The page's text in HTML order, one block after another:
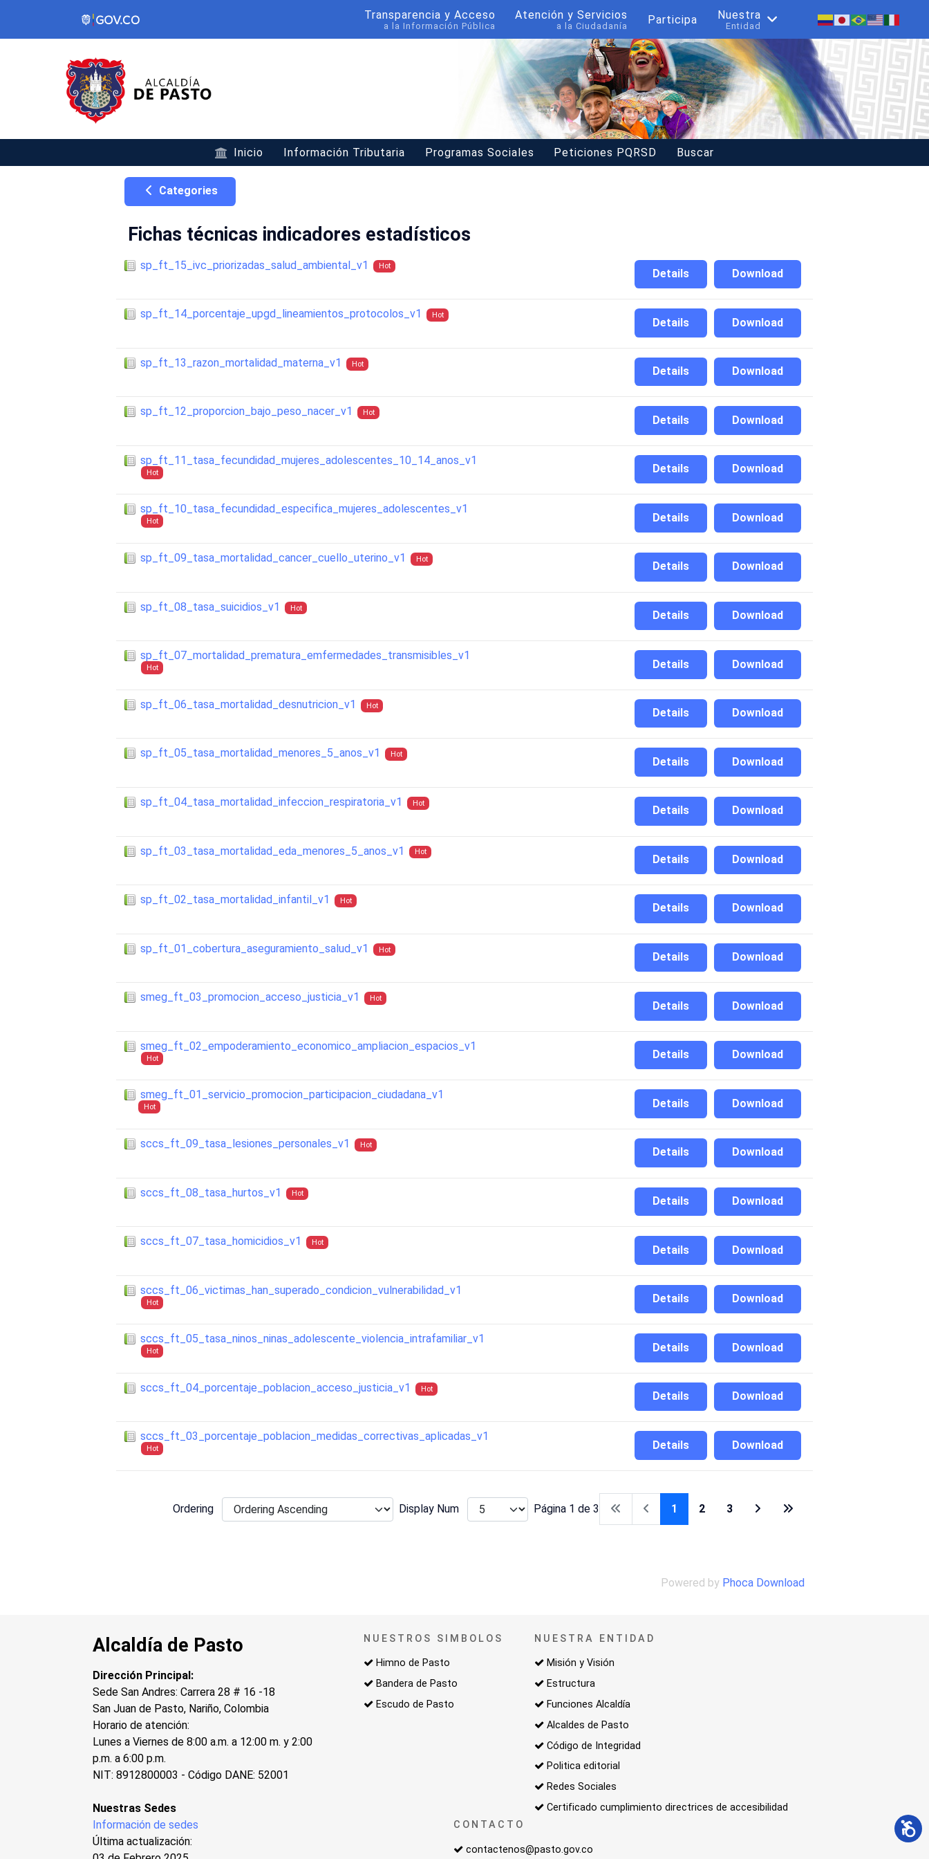
Transparencia y Acceso
a la Información Pública
Atención y Servicios
a la Ciudadanía Participa Nuestra
Entidad
Inicio Información Tributaria Programas Sociales Peticiones PQRSD Buscar
Categories
Fichas técnicas indicadores estadísticos
sp_ft_15_ivc_priorizadas_salud_ambiental_v1 Hot
Download
Details
sp_ft_14_porcentaje_upgd_lineamientos_protocolos_v1 Hot
Download
Details
sp_ft_13_razon_mortalidad_materna_v1 Hot
Download
Details
sp_ft_12_proporcion_bajo_peso_nacer_v1 Hot
Download
Details
sp_ft_11_tasa_fecundidad_mujeres_adolescentes_10_14_anos_v1
Hot Download
Details
sp_ft_10_tasa_fecundidad_especifica_mujeres_adolescentes_v1
Hot Download
Details
sp_ft_09_tasa_mortalidad_cancer_cuello_uterino_v1 Hot
Download
Details
sp_ft_08_tasa_suicidios_v1 Hot
Download
Details
sp_ft_07_mortalidad_prematura_emfermedades_transmisibles_v1
Hot Download
Details
sp_ft_06_tasa_mortalidad_desnutricion_v1 Hot
Download
Details
sp_ft_05_tasa_mortalidad_menores_5_anos_v1 Hot
Download
Details
sp_ft_04_tasa_mortalidad_infeccion_respiratoria_v1 Hot
Download
Details
sp_ft_03_tasa_mortalidad_eda_menores_5_anos_v1 Hot
Download
Details
sp_ft_02_tasa_mortalidad_infantil_v1 Hot
Download
Details
sp_ft_01_cobertura_aseguramiento_salud_v1 Hot
Download
Details
smeg_ft_03_promocion_acceso_justicia_v1 Hot
Download
Details
smeg_ft_02_empoderamiento_economico_ampliacion_espacios_v1
Hot Download
Details
smeg_ft_01_servicio_promocion_participacion_ciudadana_v1
Hot Download
Details
sccs_ft_09_tasa_lesiones_personales_v1 Hot
Download
Details
sccs_ft_08_tasa_hurtos_v1 Hot
Download
Details
sccs_ft_07_tasa_homicidios_v1 Hot
Download
Details
sccs_ft_06_victimas_han_superado_condicion_vulnerabilidad_v1
Hot Download
Details
sccs_ft_05_tasa_ninos_ninas_adolescente_violencia_intrafamiliar_v1
Hot Download
Details
sccs_ft_04_porcentaje_poblacion_acceso_justicia_v1 Hot
Download
Details
sccs_ft_03_porcentaje_poblacion_medidas_correctivas_aplicadas_v1
Hot Download
Details
Ordering Display Num Página 1 de 3 1 2 3
Powered by Phoca Download
Alcaldía de Pasto
Dirección Principal:
Sede San Andres: Carrera 28 # 16 -18
San Juan de Pasto, Nariño, Colombia
Horario de atención:
Lunes a Viernes de 8:00 a.m. a 12:00 m. y 2:00
p.m. a 6:00 p.m.
NIT: 8912800003 - Código DANE: 52001
Nuestras Sedes
Información de sedes
Última actualización:
NUESTROS SIMBOLOS
Himno de Pasto
Bandera de Pasto
Escudo de Pasto
NUESTRA ENTIDAD
Misión y Visión
Estructura
Funciones Alcaldía
Alcaldes de Pasto
Código de Integridad
Politica editorial
Redes Sociales
Certificado cumplimiento directrices de accesibilidad
CONTACTO
contactenos@pasto.gov.co